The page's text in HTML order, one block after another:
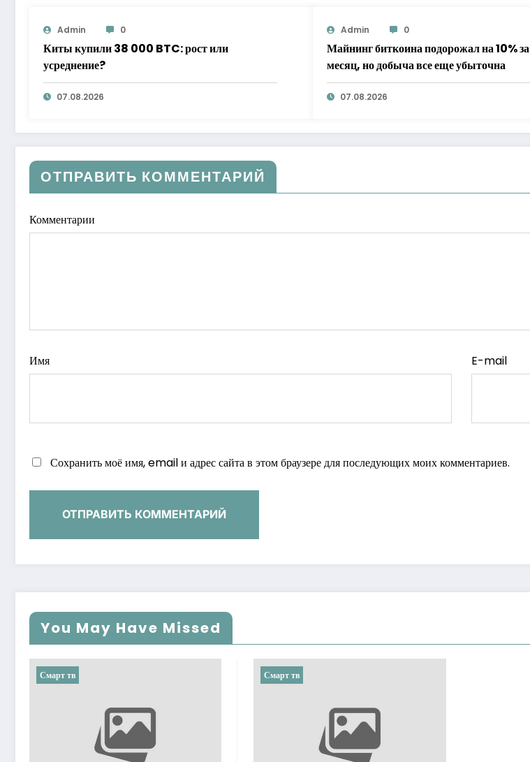
Admin 0
Киты купили 38 000 BTC: рост или
усреднение?
07.08.2026
Admin 0
Майнинг биткоина подорожал на 10% за
месяц, но добыча все еще убыточна
07.08.2026
ОТПРАВИТЬ КОММЕНТАРИЙ
Комментарии
Имя E-mail
Сохранить моё имя, email и адрес сайта в этом браузере для последующих моих комментариев.
You May Have Missed
Смарт тв Смарт тв